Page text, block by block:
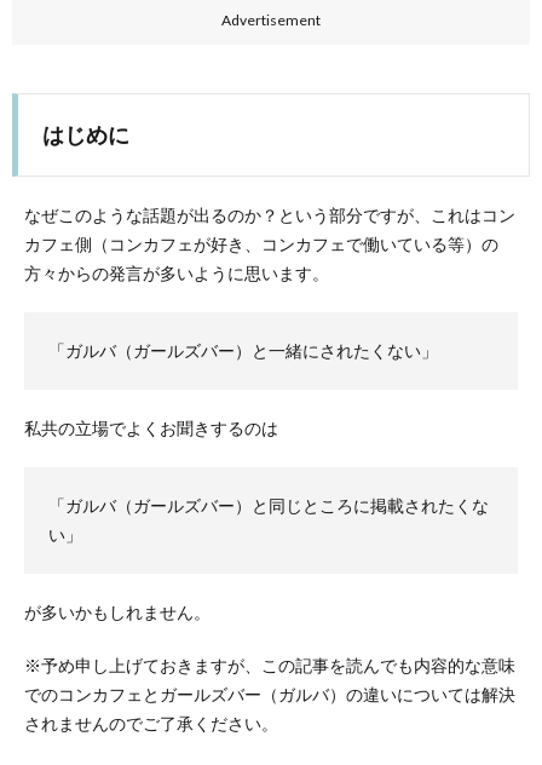
Advertisement
はじめに
なぜこのような話題が出るのか？という部分ですが、これはコン
カフェ側（コンカフェが好き、コンカフェで働いている等）の
方々からの発言が多いように思います。
「ガルバ（ガールズバー）と一緒にされたくない」
私共の立場でよくお聞きするのは
「ガルバ（ガールズバー）と同じところに掲載されたくな
い」
が多いかもしれません。
※予め申し上げておきますが、この記事を読んでも内容的な意味
でのコンカフェとガールズバー（ガルバ）の違いについては解決
されませんのでご了承ください。